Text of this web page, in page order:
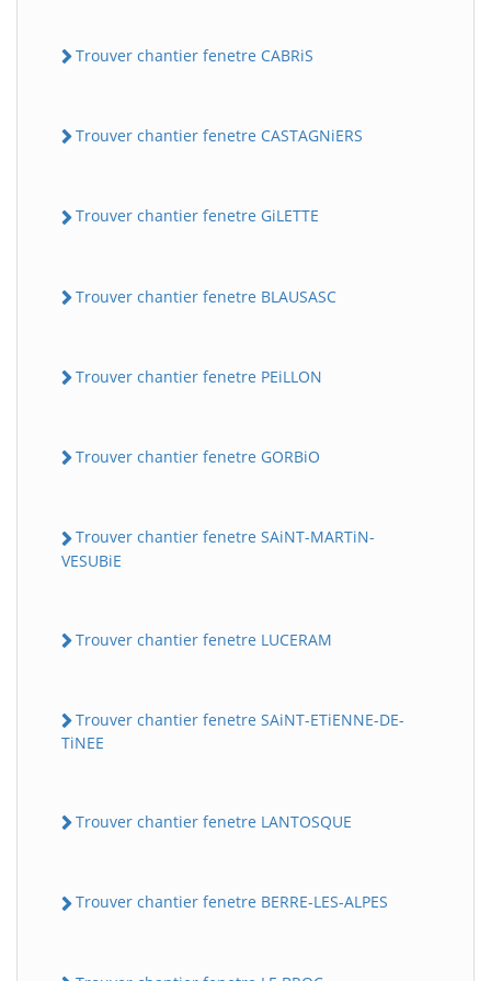
Trouver chantier fenetre CABRiS
Trouver chantier fenetre CASTAGNiERS
Trouver chantier fenetre GiLETTE
Trouver chantier fenetre BLAUSASC
Trouver chantier fenetre PEiLLON
Trouver chantier fenetre GORBiO
Trouver chantier fenetre SAiNT-MARTiN-
VESUBiE
Trouver chantier fenetre LUCERAM
Trouver chantier fenetre SAiNT-ETiENNE-DE-
TiNEE
Trouver chantier fenetre LANTOSQUE
Trouver chantier fenetre BERRE-LES-ALPES